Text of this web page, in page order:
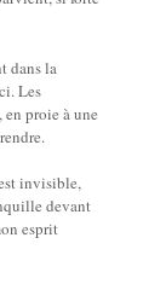
dans la
Les
proie à une
invisible,
devant
esprit